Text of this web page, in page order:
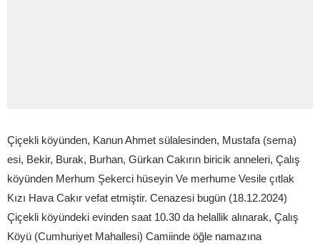
Çiçekli köyünden, Kanun Ahmet sülalesinden, Mustafa (sema)
esi, Bekir, Burak, Burhan, Gürkan Cakırın biricik anneleri, Çalış
köyünden Merhum Şekerci hüseyin Ve merhume Vesile çıtlak
Kızı Hava Cakır vefat etmiştir. Cenazesi bugün (18.12.2024)
Çiçekli köyündeki evinden saat 10.30 da helallik alınarak, Çalış
Köyü (Cumhuriyet Mahallesi) Camiinde öğle namazına